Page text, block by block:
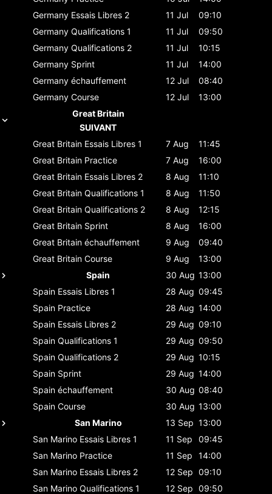
Germany Essais Libres 2 11 Jul
09:10
Germany Qualifications 1 11 Jul
09:50
Germany Qualifications 2 11 Jul
10:15
Germany Sprint 11 Jul
14:00
Germany échauffement 12 Jul
08:40
Germany Course 12 Jul
13:00
Great Britain
SUIVANT
Great Britain Essais Libres 1 7 Aug
11:45
Great Britain Practice 7 Aug
16:00
Great Britain Essais Libres 2 8 Aug
11:10
Great Britain Qualifications 1 8 Aug
11:50
Great Britain Qualifications 2 8 Aug
12:15
Great Britain Sprint 8 Aug
16:00
Great Britain échauffement 9 Aug
09:40
Great Britain Course 9 Aug
13:00
Spain
30 Aug 13:00
Spain Essais Libres 1 28 Aug 09:45
Spain Practice 28 Aug 14:00
Spain Essais Libres 2 29 Aug 09:10
Spain Qualifications 1 29 Aug 09:50
Spain Qualifications 2 29 Aug 10:15
Spain Sprint 29 Aug 14:00
Spain échauffement 30 Aug 08:40
Spain Course 30 Aug 13:00
San Marino
13 Sep 13:00
San Marino Essais Libres 1 11 Sep
09:45
San Marino Practice 11 Sep
14:00
San Marino Essais Libres 2 12 Sep 09:10
San Marino Qualifications 1 12 Sep 09:50